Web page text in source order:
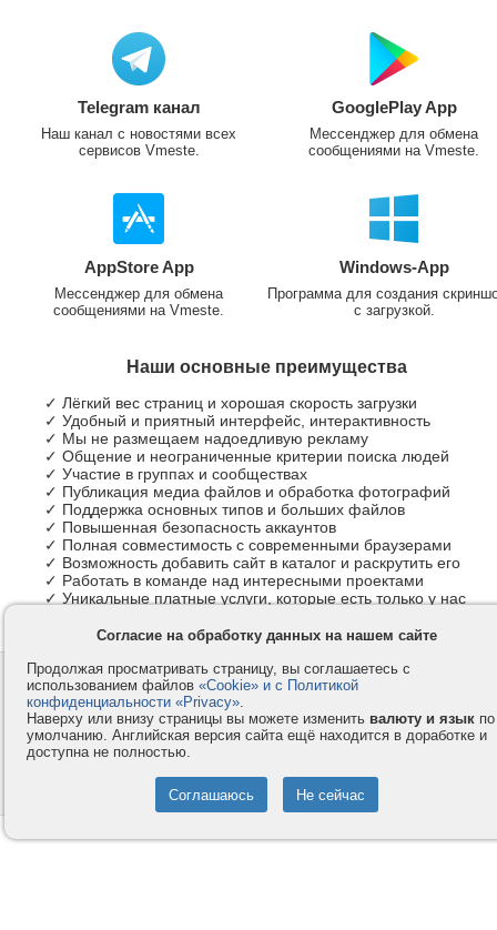
Telegram канал
Наш канал с новостями всех
сервисов Vmeste.
GooglePlay App
Мессенджер для обмена
сообщениями на Vmeste.
AppStore App
Мессенджер для обмена
сообщениями на Vmeste.
Windows-App
Программа для создания
с загрузкой.
Наши основные преимущества
✓ Лёгкий вес страниц и хорошая скорость загрузки
✓ Удобный и приятный интерфейс, интерактивность
✓ Мы не размещаем надоедливую рекламу
✓ Общение и неограниченные критерии поиска людей
✓ Участие в группах и сообществах
✓ Публикация медиа файлов и обработка фотографий
✓ Поддержка основных типов и больших файлов
✓ Повышенная безопасность аккаунтов
✓ Полная совместимость с современными браузерами
✓ Возможность добавить сайт в каталог и раскрутить его
✓ Работать в команде над интересными проектами
✓ Уникальные платные услуги, которые есть только у нас
Контакты
Компания
Privacy и Cookie
Услуги
Как оплатить
Помощь
© 2008-2026
- Все права защищены.
Согласие на обработку данных на нашем сайте
Продолжая просматривать страницу, вы соглашаетесь с
использованием файлов «Cookie» и с Политикой
конфиденциальности «Privacy».
Наверху или внизу страницы вы можете изменить валюту и язык по
умолчанию. Английская версия сайта ещё находится в доработке и
доступна не полностью.